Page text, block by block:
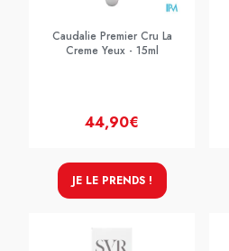
Caudalie Premier Cru La
Creme Yeux - 15ml
44,90€
JE LE PRENDS !